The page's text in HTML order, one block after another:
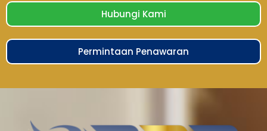
Hubungi Kami
Permintaan Penawaran